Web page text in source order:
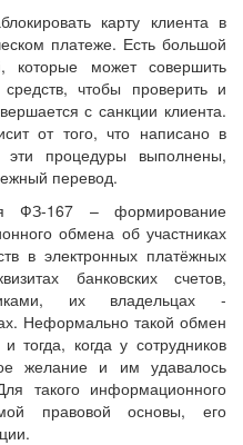
карту клиента в
платеже. Есть большой
которые может совершить
чтобы проверить и
с санкции клиента.
от того, что написано в
эти процедуры выполнены,
перевод.
ФЗ-167 – формирование
обмена об участниках
в электронных платёжных
банковских счетов,
их владельцах ‑
Неформально такой обмен
когда у сотрудников
желание и им удавалось
такого информационного
правовой основы, его